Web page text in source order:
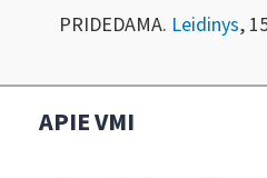
PRIDEDAMA. Leidinys,
APIE VMI